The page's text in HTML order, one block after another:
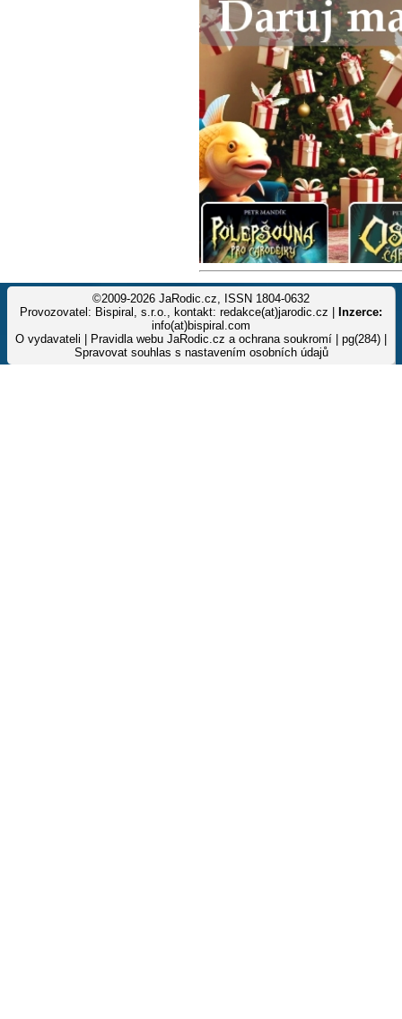
©2009-2026 JaRodic.cz, ISSN 1804-0632
Provozovatel: Bispiral, s.r.o., kontakt: redakce(at)jarodic.cz |
Inzerce:
info(at)bispiral.com
O vydavateli
Pravidla webu JaRodic.cz a ochrana soukromí | pg(284) |
Spravovat souhlas s nastavením osobních údajů